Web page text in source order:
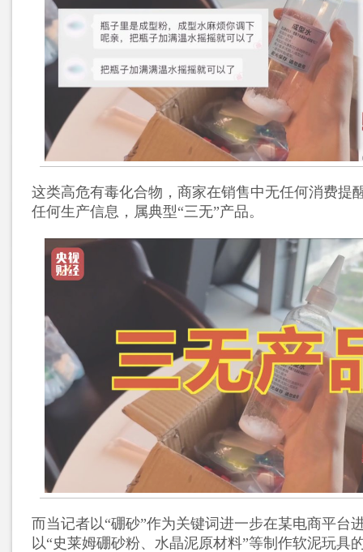
这类高危有毒化合物，商家在销售中无任何消费提
任何生产信息，属典型“三无”产品。
而当记者以“硼砂”作为关键词进一步在某电商平台
以“史莱姆硼砂粉、水晶泥原材料”等制作软泥玩具